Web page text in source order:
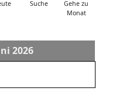
Suche
Gehe zu
Monat
2026